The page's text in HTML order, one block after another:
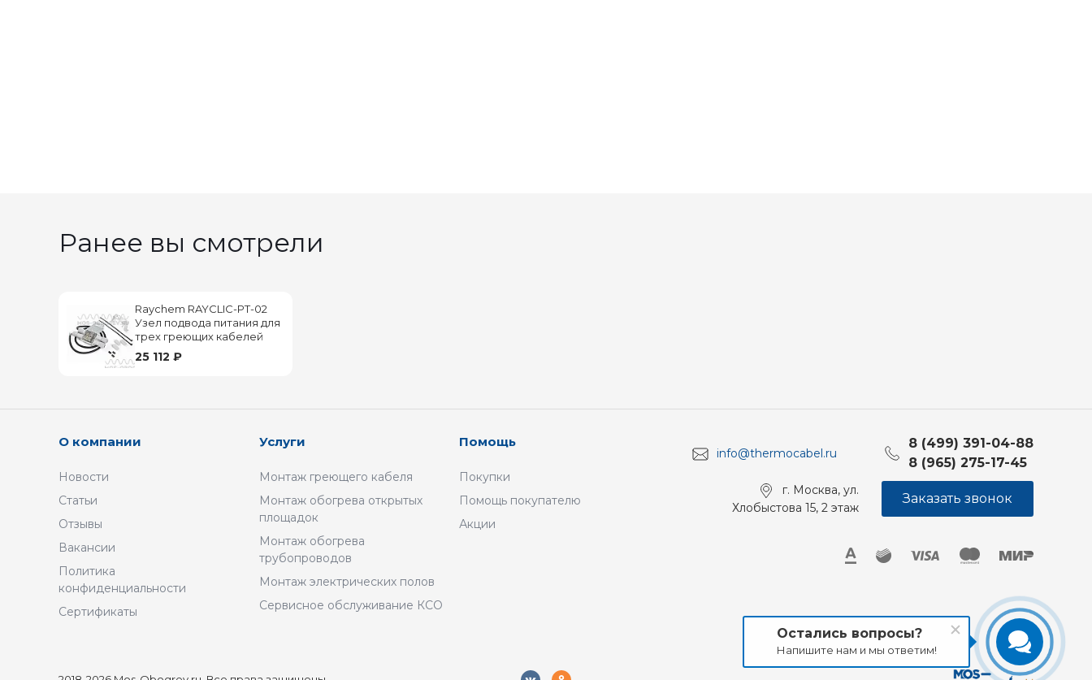
Ранее вы смотрели
Raychem RAYCLIC-PT-02
Узел подвода питания для
трех греющих кабелей
25 112 ₽
О компании
Новости
Статьи
Отзывы
Вакансии
Политика
конфиденциальности
Сертификаты
Услуги
Монтаж греющего кабеля
Монтаж обогрева открытых
площадок
Монтаж обогрева
трубопроводов
Монтаж электрических полов
Сервисное обслуживание КСО
Помощь
Покупки
Помощь покупателю
Акции
info@thermocabel.ru
8 (499) 391-04-88
8 (965) 275-17-45
г. Москва, ул.
Хлобыстова 15, 2 этаж
Заказать звонок
Остались вопросы?
Напишите нам и мы ответим!